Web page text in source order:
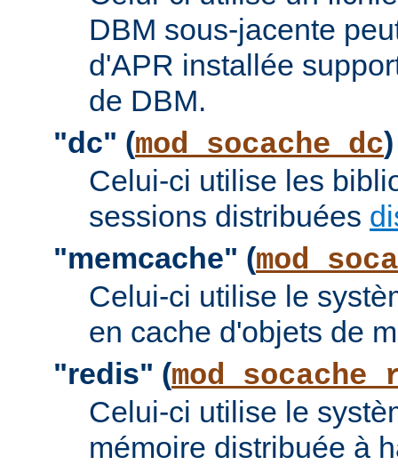
DBM sous-jacente
d'APR installée
de DBM.
"dc" (mod_socache_dc)
Celui-ci utilise les
sessions distribuées
"memcache" (
Celui-ci utilise le
en cache d'objets de
"redis" (
Celui-ci utilise le
mémoire distribuée à